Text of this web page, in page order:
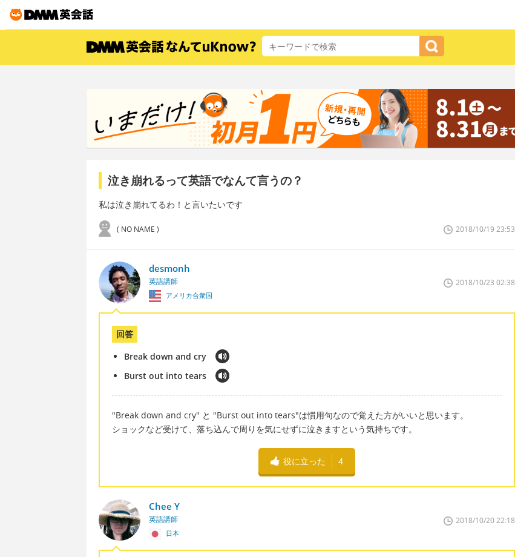
泣き崩れるって英語でなんて言うの？
私は泣き崩れてるわ！と言いたいです
( NO NAME ) 2018/10/19 23:53
desmonh
英語講師
アメリカ合衆国
2018/10/23 02:38
回答
Break down and cry
Burst out into tears
"Break down and cry" と "Burst out into tears"は慣用句なので覚えた方がいいと思います。
ショックなど受けて、落ち込んで周りを気にせずに泣きますという気持ちです。
役に立った 4
Chee Y
英語講師
日本
2018/10/20 22:18